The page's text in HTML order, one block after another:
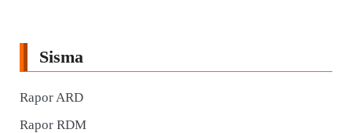
Sisma
Rapor ARD
Rapor RDM